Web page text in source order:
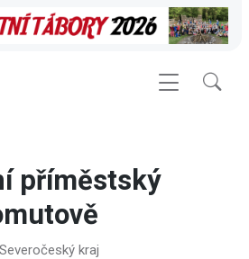
příměstský
kraj